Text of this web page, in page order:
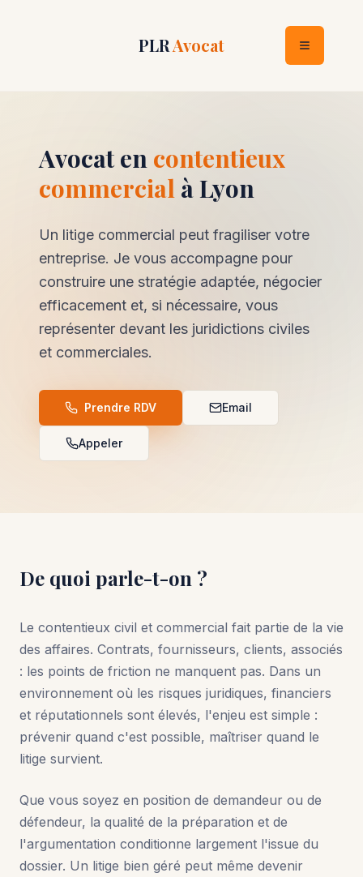
PLRAvocat
Avocat en contentieux
commercial à Lyon
Un litige commercial peut fragiliser votre
entreprise. Je vous accompagne pour
construire une stratégie adaptée, négocier
efficacement et, si nécessaire, vous
représenter devant les juridictions civiles
et commerciales.
Prendre RDV Email
Appeler
De quoi parle-t-on ?
Le contentieux civil et commercial fait partie de la vie
des affaires. Contrats, fournisseurs, clients, associés
: les points de friction ne manquent pas. Dans un
environnement où les risques juridiques, financiers
et réputationnels sont élevés, l'enjeu est simple :
prévenir quand c'est possible, maîtriser quand le
litige survient.
Que vous soyez en position de demandeur ou de
défendeur, la qualité de la préparation et de
l'argumentation conditionne largement l'issue du
dossier. Un litige bien géré peut même devenir